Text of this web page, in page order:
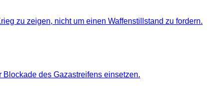
zu zeigen, nicht um einen Waffenstillstand zu fordern.
des Gazastreifens einsetzen.